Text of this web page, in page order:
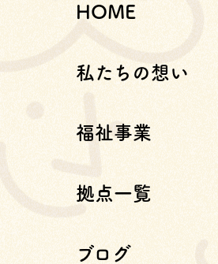
HOME
私たちの想い
福祉事業
拠点一覧
ブログ